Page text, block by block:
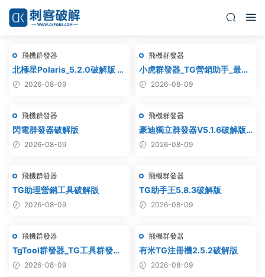
飛機群發器
北極星Polaris_5.2.0破解版 飛
機群發器_TG群發軟件
2026-08-09
飛機群發器
小虎群發器_TG營銷助手_最新
版_破解版_永久版
2026-08-09
飛機群發器
閃電群發器破解版
2026-08-09
飛機群發器
豪迪獨立群發器V5.1.6破解版 –
飛機群發器,TG群發器,群發器
群發,協議軟件
2026-08-09
飛機群發器
TG助理營銷工具破解版
2026-08-09
飛機群發器
TG助手王5.8.3破解版
2026-08-09
飛機群發器
TgTool群發器_TG工具群發器_
最新破解版
2026-08-09
飛機群發器
有米TG注冊機2.5.2破解版
2026-08-09